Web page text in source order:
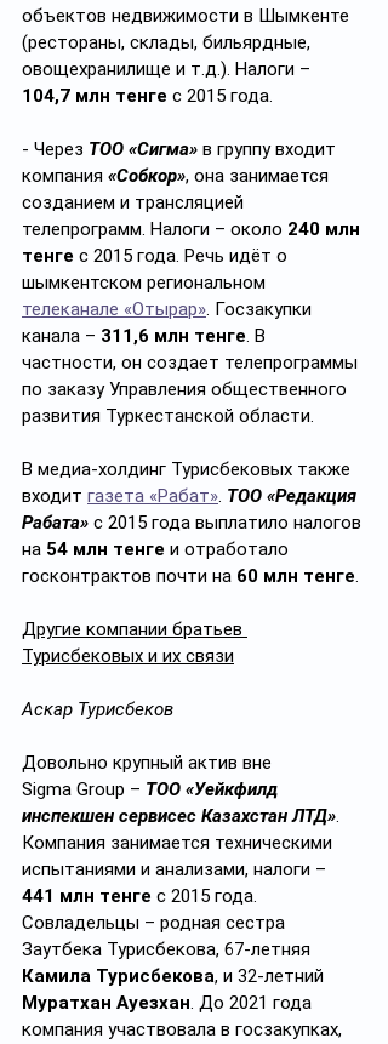
объектов недвижимости в Шымкенте
(рестораны, склады, бильярдные,
овощехранилище и т.д.). Налоги –
104,7 млн тенге с 2015 года.
- Через ТОО «Сигма» в группу входит
компания «Собкор», она занимается
созданием и трансляцией
телепрограмм. Налоги – около 240 млн
тенге с 2015 года. Речь идёт о
шымкентском региональном
телеканале «Отырар». Госзакупки
канала – 311,6 млн тенге. В
частности, он создает телепрограммы
по заказу Управления общественного
развития Туркестанской области.
В медиа-холдинг Турисбековых также
входит газета «Рабат». ТОО «Редакция
Рабата» с 2015 года выплатило налогов
на 54 млн тенге и отработало
госконтрактов почти на 60 млн тенге.
Другие компании братьев
Турисбековых и их связи
Аскар Турисбеков
Довольно крупный актив вне
Sigma Group – ТОО «Уейкфилд
инспекшен сервисес Казахстан ЛТД».
Компания занимается техническими
испытаниями и анализами, налоги –
441 млн тенге с 2015 года.
Совладельцы – родная сестра
Заутбека Турисбекова, 67-летняя
Камила Турисбекова, и 32-летний
Муратхан Ауезхан. До 2021 года
компания участвовала в госзакупках,